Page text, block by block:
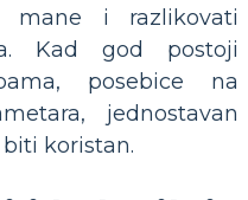
mane i razlikovati
Kad god postoji
posebice na
jednostavan
koristan.